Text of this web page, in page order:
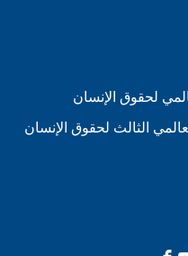
لحقوق الإنسان
الثالث لحقوق الإنسان